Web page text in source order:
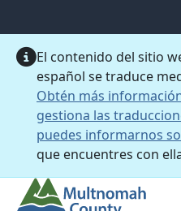
El contenido del sitio
español se traduce
Obtén más
gestiona las
puedes informarnos
que encuentres con